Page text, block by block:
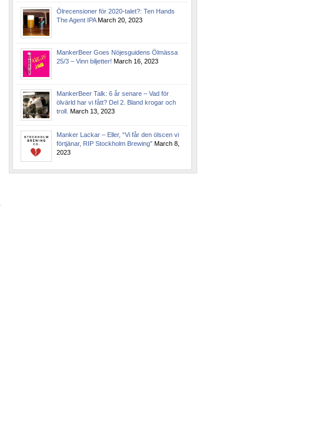
Ölrecensioner för 2020-talet?: Ten Hands
The Agent IPA March 20, 2023
MankerBeer Goes Nöjesguidens Ölmässa
25/3 – Vinn biljetter! March 16, 2023
MankerBeer Talk: 6 år senare – Vad för
ölvärld har vi fått? Del 2. Bland krogar och
troll. March 13, 2023
Manker Lackar – Eller, “Vi får den ölscen vi
förtjänar, RIP Stockholm Brewing” March 8,
2023